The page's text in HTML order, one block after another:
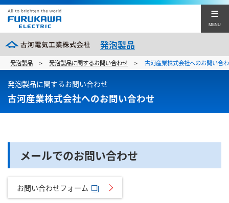
MENU
発泡製品
古河電工の発泡技術
技術サポート情報
English
中文(簡体)
発泡製品 > 発泡製品に関するお問い合わせ > 古河産業株式会社へのお問い合
発泡製品に関するお問い合わせ
古河産業株式会社へのお問い合わせ
メールでのお問い合わせ
お問い合わせフォーム